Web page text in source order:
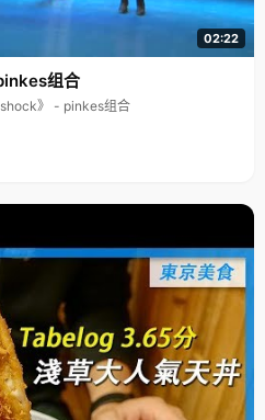
02:22
组合
》 - pinkes组合